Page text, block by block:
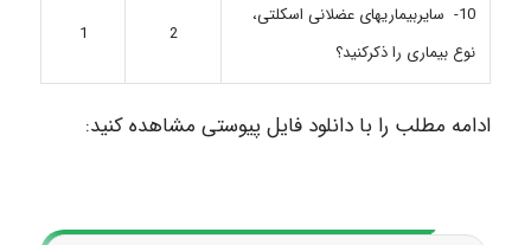
10- سایربیماریهای عضلانی اسکلتی،
نوع بیماری را ذکرکنید؟
2
1
ادامه مطلب را با دانلود فایل پیوستی مشاهده کنید: